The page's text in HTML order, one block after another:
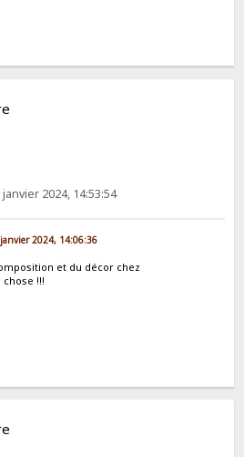
janvier 2024, 14:53:54
2024, 14:06:36
et du décor chez
!!!